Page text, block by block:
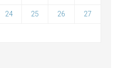
24 25 26 27